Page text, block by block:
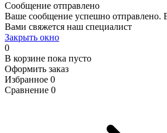
Сообщение отправлено
Ваше сообщение успешно отправлено.
Вами свяжется наш специалист
Закрыть окно
0
В корзине пока пусто
Оформить заказ
Избранное 0
Сравнение 0